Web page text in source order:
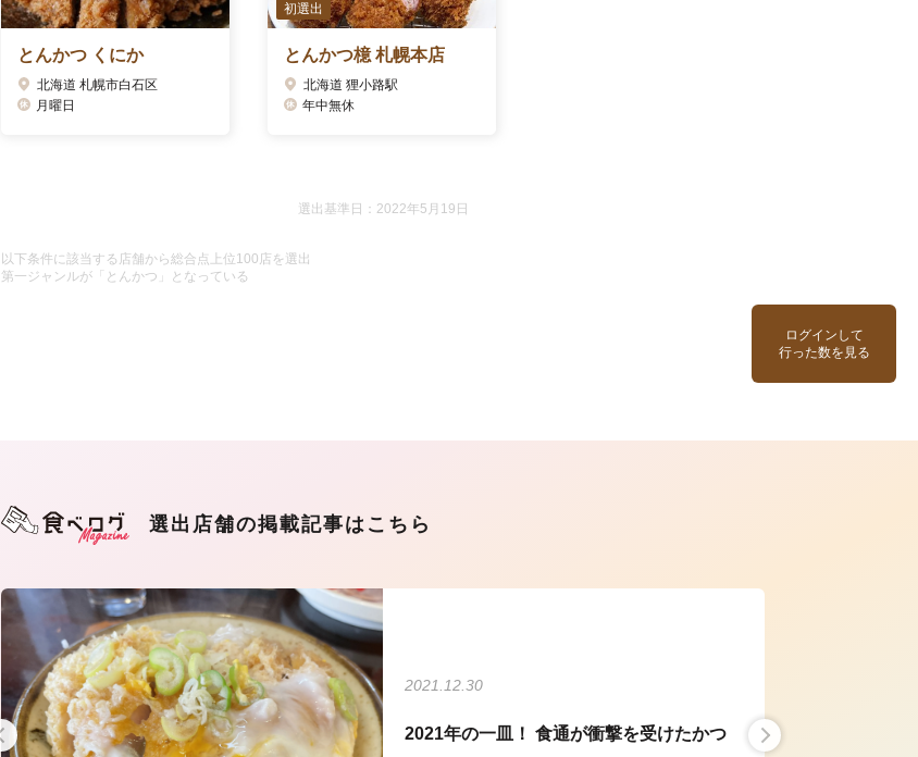
とんかつ くにか
北海道 札幌市白石区
月曜日
初選出
とんかつ檍 札幌本店
北海道 狸小路駅
年中無休
選出基準日：2022年5月19日
以下条件に該当する店舗から総合点上位100店を選出
第一ジャンルが「とんかつ」となっている
ログインして
行った数を見る
選出店舗の掲載記事はこちら
2021.12.30
2021年の一皿！ 食通が衝撃を受けたかつ